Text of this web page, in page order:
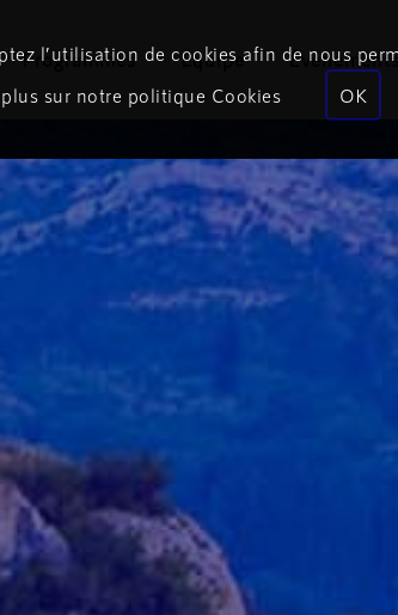
Programmes Équipe
l’utilisation de cookies afin de nous
sur notre politique Cookies
OK